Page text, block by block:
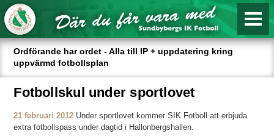
Ordförande har ordet - Alla till IP + uppdatering kring
uppvärmd fotbollsplan
Fotbollskul under sportlovet
21 februari 2012 Under sportlovet kommer SIK Fotboll att erbjuda
extra fotbollspass under dagtid i Hallonbergshallen.